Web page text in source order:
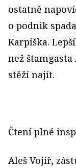
ostatně
o podnik
Karpíška.
než
stěží najít.
Čtení plné
Aleš Vojíř,